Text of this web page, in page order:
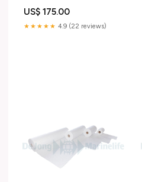
US$ 175.00
★★★★★ 4.9 (22 reviews)